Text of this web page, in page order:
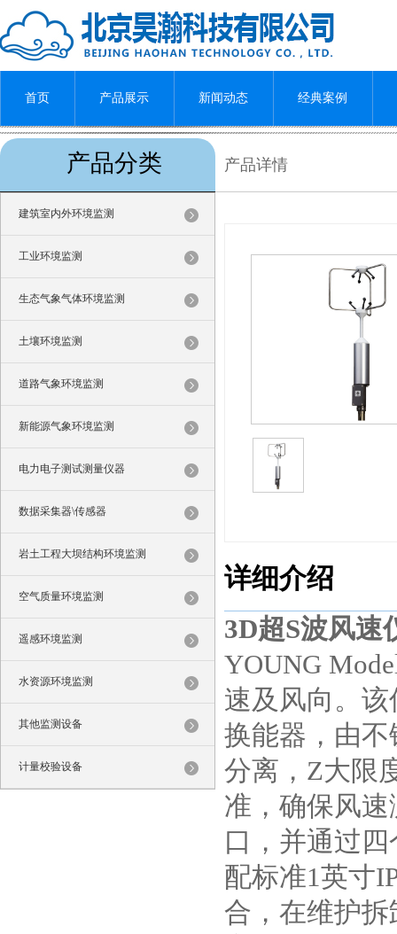
首页 产品展示 新闻动态 经典案例
产品分类
建筑室内外环境监测
工业环境监测
生态气象气体环境监测
土壤环境监测
道路气象环境监测
新能源气象环境监测
电力电子测试测量仪器
数据采集器\传感器
岩土工程大坝结构环境监测
空气质量环境监测
遥感环境监测
水资源环境监测
其他监测设备
计量校验设备
产品详情
详细介绍
3D超S波风速
YOUNG
速及风向。
换能器，由
分离，Z大限
准，确保风速
口，并通过
配标准1英寸
合，在维护